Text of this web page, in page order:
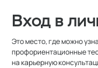
Вход в
Это место, где можно
профориентационные
на карьерную